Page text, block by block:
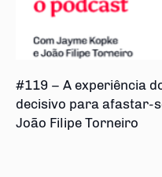
#119 – A experiência
decisivo para afastar-
João Filipe Torneiro